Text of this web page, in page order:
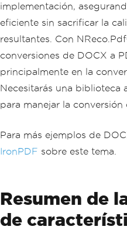
implementación,
eficiente sin sacrificar la
resultantes. Con
conversiones de DOCX a
principalmente en la
Necesitarás una biblioteca
para manejar la conversión
Para más ejemplos de
IronPDF sobre este tema.
Resumen de
de